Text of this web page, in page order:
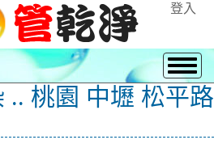
登入
.. 桃園 中壢 松平路